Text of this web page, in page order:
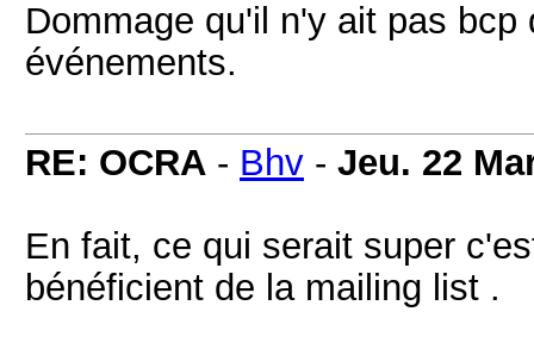
Dommage qu'il n'y ait pas
événements.
RE: OCRA - Bhv - Jeu. 22
En fait, ce qui serait super
bénéficient de la mailing list .